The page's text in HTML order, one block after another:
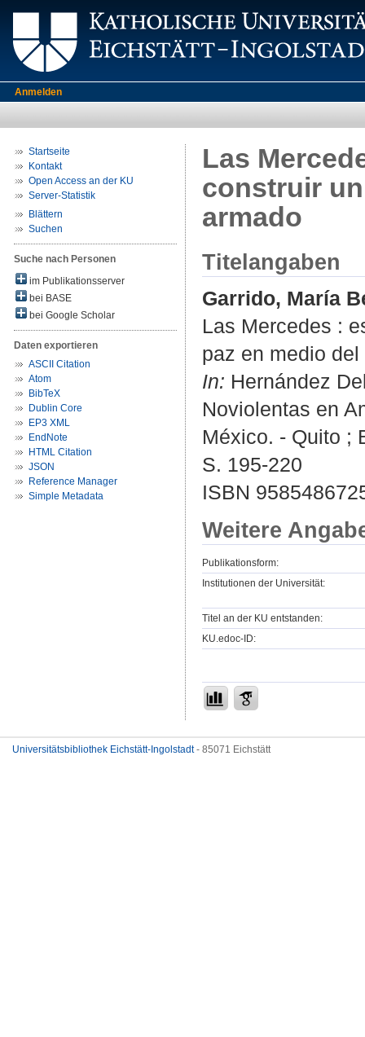
Anmelden
Startseite
Kontakt
Open Access an der KU
Server-Statistik
Blättern
Suchen
Suche nach Personen
im Publikationsserver
bei BASE
bei Google Scholar
Daten exportieren
ASCII Citation
Atom
BibTeX
Dublin Core
EP3 XML
EndNote
HTML Citation
JSON
Reference Manager
Simple Metadata
Las
construir
armado
Titelangaben
Garrido, María
Las Mercedes :
paz en medio
In: Hernández
Noviolentas en
México. - Quito ;
S. 195-220
ISBN
Weitere
Publikationsform:
Institutionen der Universität:
Titel an der KU entstanden:
KU.edoc-ID:
Universitätsbibliothek Eichstätt-Ingolstadt- 85071 Eichstätt